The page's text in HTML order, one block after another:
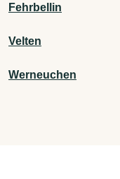
Fehrbellin
Velten
Werneuchen